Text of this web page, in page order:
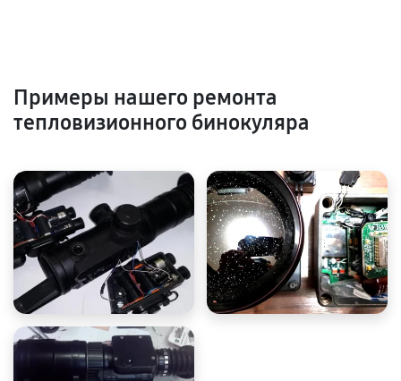
Примеры нашего ремонта
тепловизионного бинокуляра